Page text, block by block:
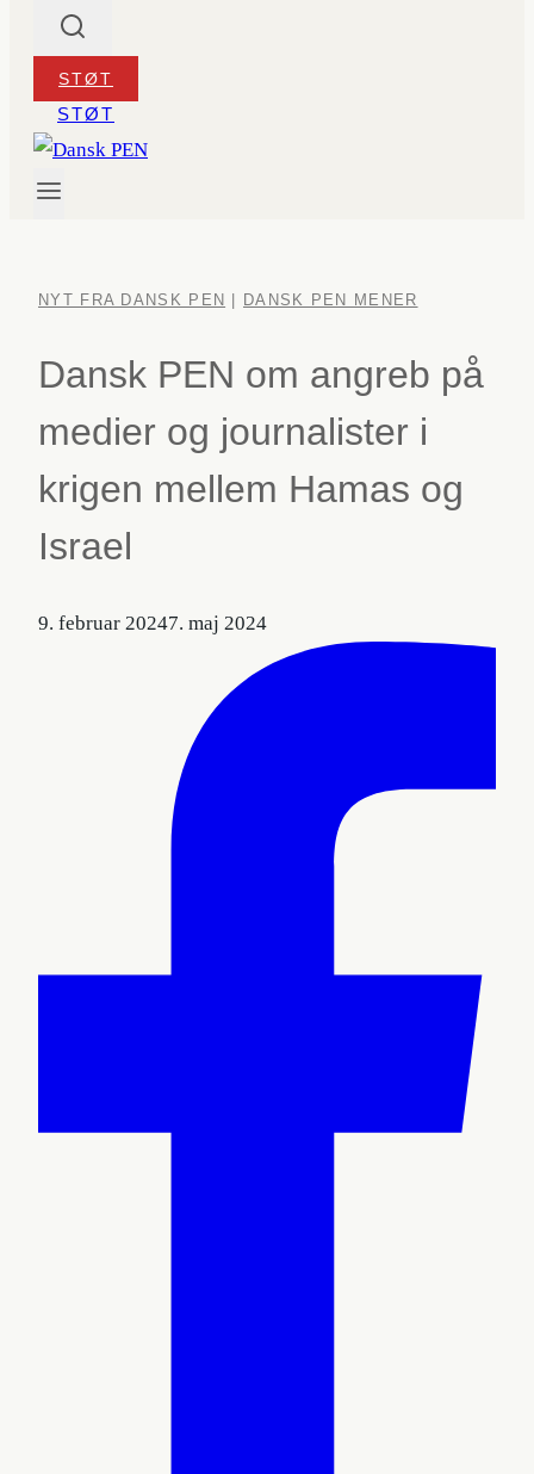
STØT
STØT
NYT FRA DANSK PEN DANSK PEN MENER
Dansk PEN om angreb på
medier og journalister i
krigen mellem Hamas og
Israel
9. februar 20247. maj 2024